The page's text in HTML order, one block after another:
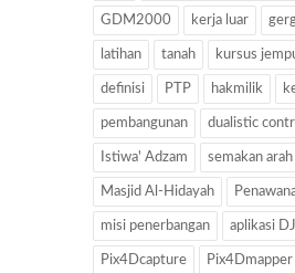
GDM2000 kerja luar
latihan tanah kursus
definisi PTP hakmilik
pembangunan dualistic
Istiwa' Adzam semakan
Masjid Al-Hidayah
misi penerbangan aplikasi
Pix4Dcapture Pix4Dmapper